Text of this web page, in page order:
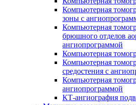
Компьютерная
зоны с
Компьютерная
брюшного отделов
ангиопрограммой
Компьютерная
Компьютерная
средостения с
Компьютерная
ангиопрограммой
КТ-ангиография